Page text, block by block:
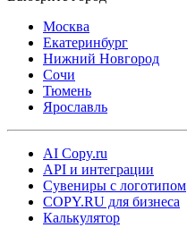
Москва
Екатеринбург
Нижний Новгород
Сочи
Тюмень
Ярославль
AI Copy.ru
API и интеграции
Сувениры с логотипом
COPY.RU для бизнеса
Калькулятор